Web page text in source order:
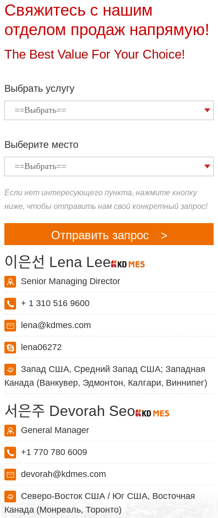
Свяжитесь с нашим
отделом продаж напрямую!
The Best Value For Your Choice!
Выбрать услугу
Выберите место
Если нет интересующего пункта, нажмите кнопку
ниже, чтобы отправить нам свой конкретный запрос!
Отправить запрос >
이은선 Lena Lee
Senior Managing Director
+ 1 310 516 9600
lena@kdmes.com
lena06272
Запад США, Средний Запад США; Западная
Канада (Ванкувер, Эдмонтон, Калгари, Виннипег)
서은주 Devorah Seo
General Manager
+1 770 780 6009
devorah@kdmes.com
Северо-Восток США / Юг США, Восточная
Канада (Монреаль, Торонто)